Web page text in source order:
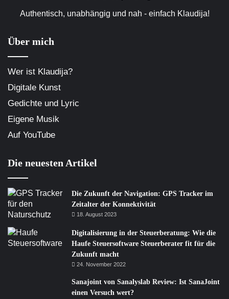
Authentisch, unabhängig und nah - einfach Klaudija!
Über mich
Wer ist Klaudija?
Digitale Kunst
Gedichte und Lyric
Eigene Musik
Auf YouTube
Die neuesten Artikel
Die Zukunft der Navigation: GPS Tracker im
Zeitalter der Konnektivität
18. August 2023
Digitalisierung in der Steuerberatung: Wie die
Haufe Steuersoftware Steuerberater fit für die
Zukunft macht
24. November 2022
Sanajoint von Sanalyslab Review: Ist SanaJoint
einen Versuch wert?